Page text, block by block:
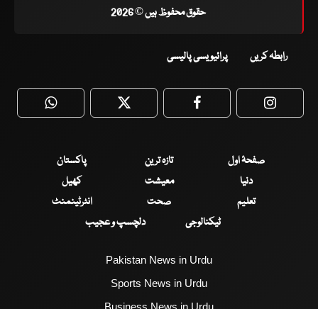
حقوق محفوظ ہیں © 2026
رابطہ کریں پرائیویسی پالیسی
WhatsApp Twitter Facebook
صفحۂ اول تازہ ترین
پاکستان
دنیا
معیشت
کھیل
تعلیم
صحت
انٹرٹینمنٹ
ٹیکنالوجی
دلچسپ و عجیب
Pakistan News in Urdu
Sports News in Urdu
Business News in Urdu